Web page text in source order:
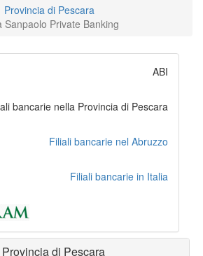
Provincia di Pescara
Sanpaolo Private Banking
ABI
bancarie nella Provincia di Pescara
Filiali bancarie nel Abruzzo
Filiali bancarie in Italia
di Pescara